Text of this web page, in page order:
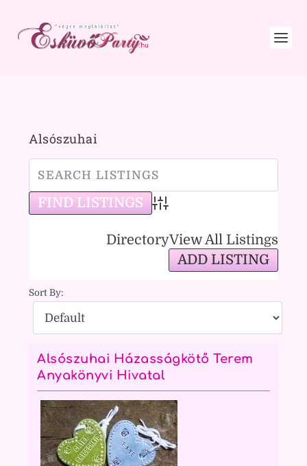
Alsószuhai
Advanced Search
DirectoryView All Listings
ADD LISTING
Sort By:
Alsószuhai Házasságkötő Terem
Anyakönyvi Hivatal